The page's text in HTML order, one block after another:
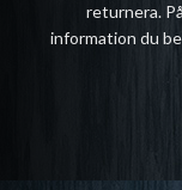
returnera.
information du